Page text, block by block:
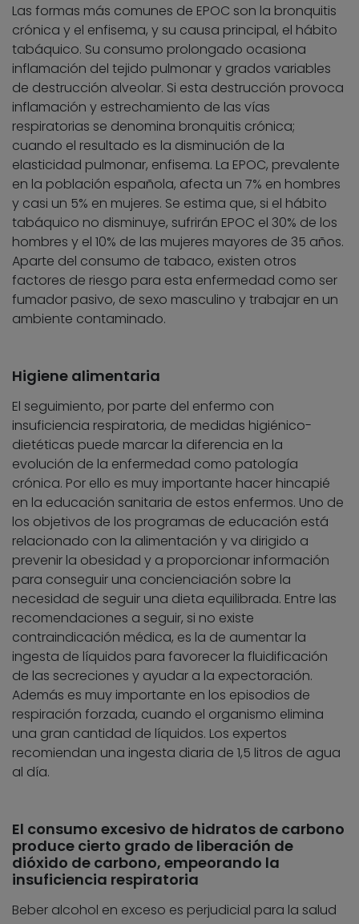
Las formas más comunes de EPOC son la bronquitis
crónica y el enfisema, y su causa principal, el hábito
tabáquico. Su consumo prolongado ocasiona
inflamación del tejido pulmonar y grados variables
de destrucción alveolar. Si esta destrucción provoca
inflamación y estrechamiento de las vías
respiratorias se denomina bronquitis crónica;
cuando el resultado es la disminución de la
elasticidad pulmonar, enfisema. La EPOC, prevalente
en la población española, afecta un 7% en hombres
y casi un 5% en mujeres. Se estima que, si el hábito
tabáquico no disminuye, sufrirán EPOC el 30% de los
hombres y el 10% de las mujeres mayores de 35 años.
Aparte del consumo de tabaco, existen otros
factores de riesgo para esta enfermedad como ser
fumador pasivo, de sexo masculino y trabajar en un
ambiente contaminado.
Higiene alimentaria
El seguimiento, por parte del enfermo con
insuficiencia respiratoria, de medidas higiénico-
dietéticas puede marcar la diferencia en la
evolución de la enfermedad como patología
crónica. Por ello es muy importante hacer hincapié
en la educación sanitaria de estos enfermos. Uno de
los objetivos de los programas de educación está
relacionado con la alimentación y va dirigido a
prevenir la obesidad y a proporcionar información
para conseguir una concienciación sobre la
necesidad de seguir una dieta equilibrada. Entre las
recomendaciones a seguir, si no existe
contraindicación médica, es la de aumentar la
ingesta de líquidos para favorecer la fluidificación
de las secreciones y ayudar a la expectoración.
Además es muy importante en los episodios de
respiración forzada, cuando el organismo elimina
una gran cantidad de líquidos. Los expertos
recomiendan una ingesta diaria de 1,5 litros de agua
al día.
El consumo excesivo de hidratos de carbono
produce cierto grado de liberación de
dióxido de carbono, empeorando la
insuficiencia respiratoria
Beber alcohol en exceso es perjudicial para la salud